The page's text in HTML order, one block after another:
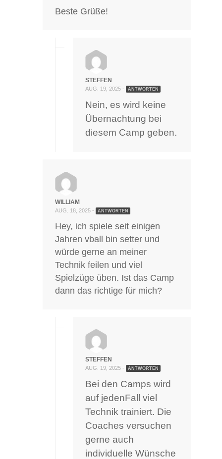
Beste Grüße!
STEFFEN
AUG. 19, 2025 - ANTWORTEN
Nein, es wird keine
Übernachtung bei
diesem Camp geben.
WILLIAM
AUG. 18, 2025 - ANTWORTEN
Hey, ich spiele seit einigen
Jahren vball bin setter und
würde gerne an meiner
Technik feilen und viel
Spielzüge üben. Ist das Camp
dann das richtige für mich?
STEFFEN
AUG. 19, 2025 - ANTWORTEN
Bei den Camps wird
auf jedenFall viel
Technik trainiert. Die
Coaches versuchen
gerne auch
individuelle Wünsche